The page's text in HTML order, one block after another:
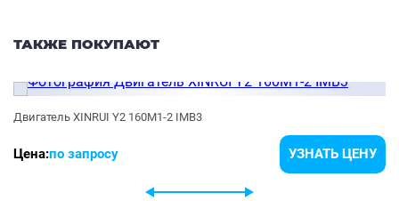
ТАКЖЕ ПОКУПАЮТ
Двигатель XINRUI Y2 160M1-2 IMB3
Цена:по запросу УЗНАТЬ ЦЕНУ